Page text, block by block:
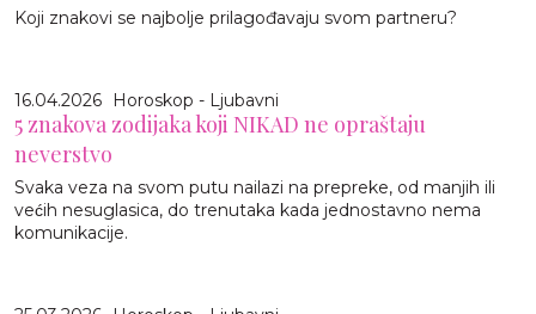
Koji znakovi se najbolje prilagođavaju svom partneru?
16.04.2026 Horoskop - Ljubavni
5 znakova zodijaka koji NIKAD ne opraštaju
neverstvo
Svaka veza na svom putu nailazi na prepreke, od manjih ili
većih nesuglasica, do trenutaka kada jednostavno nema
komunikacije.